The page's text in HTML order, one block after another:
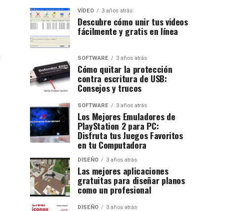
VÍDEO 3 años atrás
Descubre cómo unir tus videos
fácilmente y gratis en línea
SOFTWARE 3 años atrás
Cómo quitar la protección
contra escritura de USB:
Consejos y trucos
SOFTWARE 3 años atrás
Los Mejores Emuladores de
PlayStation 2 para PC:
Disfruta tus Juegos Favoritos
en tu Computadora
DISEÑO 3 años atrás
Las mejores aplicaciones
gratuitas para diseñar planos
como un profesional
DISEÑO 3 años atrás